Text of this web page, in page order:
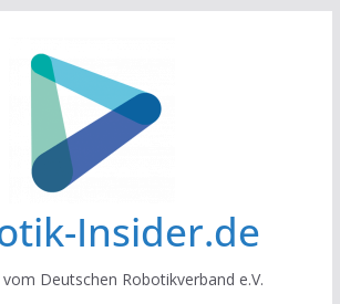
Insider.de
Deutschen Robotikverband e.V.